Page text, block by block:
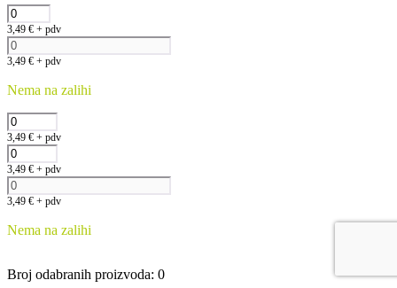
3,49 € + pdv
3,49 € + pdv
Nema na zalihi
3,49 € + pdv
3,49 € + pdv
3,49 € + pdv
Nema na zalihi
Broj odabranih proizvoda: 0